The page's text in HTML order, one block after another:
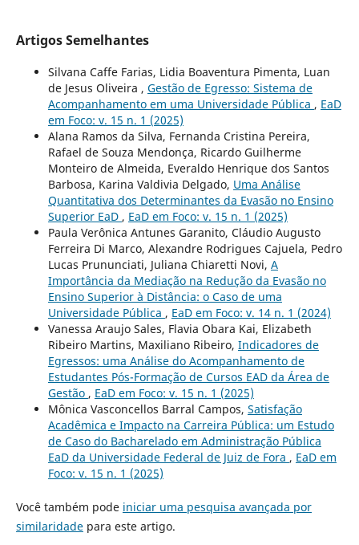
Artigos Semelhantes
Silvana Caffe Farias, Lidia Boaventura Pimenta, Luan
de Jesus Oliveira , Gestão de Egresso: Sistema de
Acompanhamento em uma Universidade Pública , EaD
em Foco: v. 15 n. 1 (2025)
Alana Ramos da Silva, Fernanda Cristina Pereira,
Rafael de Souza Mendonça, Ricardo Guilherme
Monteiro de Almeida, Everaldo Henrique dos Santos
Barbosa, Karina Valdivia Delgado, Uma Análise
Quantitativa dos Determinantes da Evasão no Ensino
Superior EaD , EaD em Foco: v. 15 n. 1 (2025)
Paula Verônica Antunes Garanito, Cláudio Augusto
Ferreira Di Marco, Alexandre Rodrigues Cajuela, Pedro
Lucas Prununciati, Juliana Chiaretti Novi, A
Importância da Mediação na Redução da Evasão no
Ensino Superior à Distância: o Caso de uma
Universidade Pública , EaD em Foco: v. 14 n. 1 (2024)
Vanessa Araujo Sales, Flavia Obara Kai, Elizabeth
Ribeiro Martins, Maxiliano Ribeiro, Indicadores de
Egressos: uma Análise do Acompanhamento de
Estudantes Pós-Formação de Cursos EAD da Área de
Gestão , EaD em Foco: v. 15 n. 1 (2025)
Mônica Vasconcellos Barral Campos, Satisfação
Acadêmica e Impacto na Carreira Pública: um Estudo
de Caso do Bacharelado em Administração Pública
EaD da Universidade Federal de Juiz de Fora , EaD em
Foco: v. 15 n. 1 (2025)
Você também pode iniciar uma pesquisa avançada por
similaridadepara este artigo.